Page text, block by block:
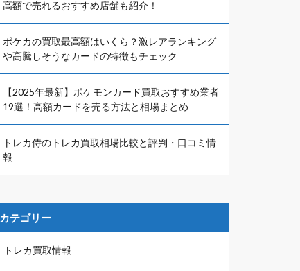
高額で売れるおすすめ店舗も紹介！
ポケカの買取最高額はいくら？激レアランキング
や高騰しそうなカードの特徴もチェック
【2025年最新】ポケモンカード買取おすすめ業者
19選！高額カードを売る方法と相場まとめ
トレカ侍のトレカ買取相場比較と評判・口コミ情
報
カテゴリー
トレカ買取情報